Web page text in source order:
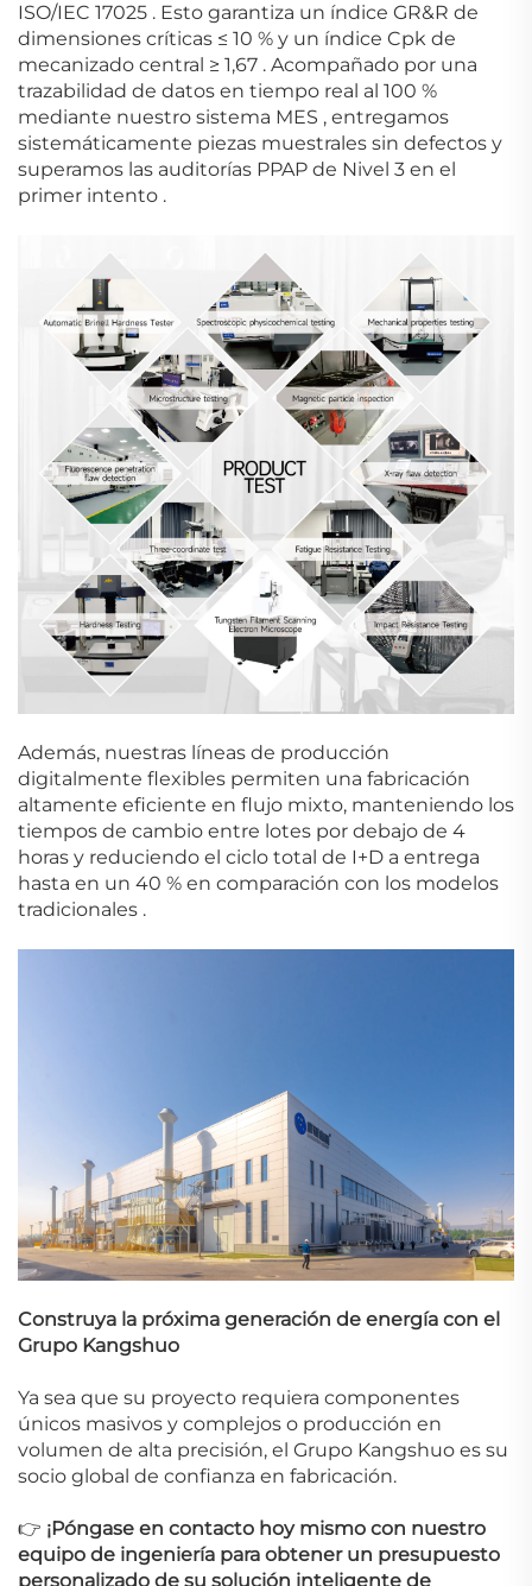
ISO/IEC 17025 . Esto garantiza un índice GR&R de
dimensiones críticas ≤ 10 % y un índice Cpk de
mecanizado central ≥ 1,67 . Acompañado por una
trazabilidad de datos en tiempo real al 100 %
mediante nuestro sistema MES , entregamos
sistemáticamente piezas muestrales sin defectos y
superamos las auditorías PPAP de Nivel 3 en el
primer intento .
Además, nuestras líneas de producción
digitalmente flexibles permiten una fabricación
altamente eficiente en flujo mixto, manteniendo los
tiempos de cambio entre lotes por debajo de 4
horas y reduciendo el ciclo total de I+D a entrega
hasta en un 40 % en comparación con los modelos
tradicionales .
Construya la próxima generación de energía con el
Grupo Kangshuo
Ya sea que su proyecto requiera componentes
únicos masivos y complejos o producción en
volumen de alta precisión, el Grupo Kangshuo es su
socio global de confianza en fabricación.
👉 ¡Póngase en contacto hoy mismo con nuestro
equipo de ingeniería para obtener un presupuesto
personalizado de su solución inteligente de